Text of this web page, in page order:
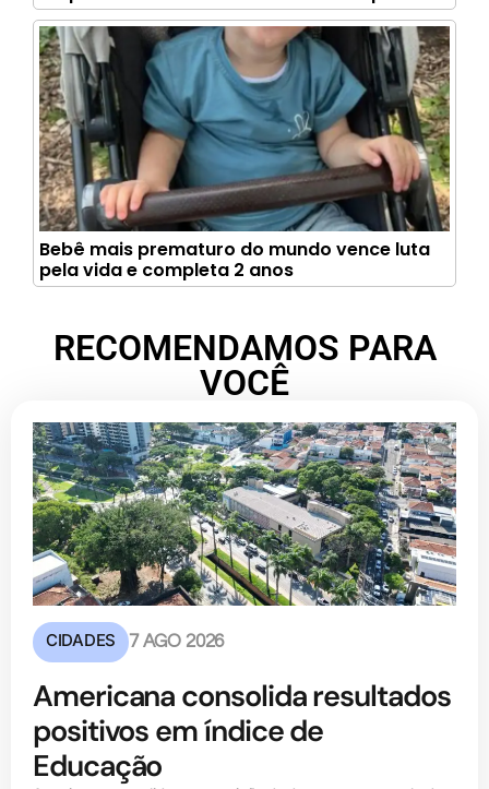
Bebê mais prematuro do mundo vence luta
pela vida e completa 2 anos
RECOMENDAMOS PARA
VOCÊ
CIDADES 7 AGO 2026
Americana consolida resultados
positivos em índice de
Educação